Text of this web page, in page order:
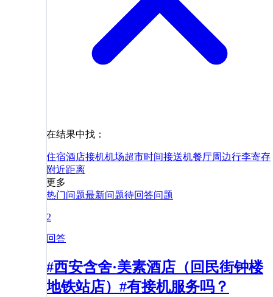
在结果中找：
住宿酒店接机机场超市时间接送机餐厅周边行李寄存
附近距离
更多
热门问题最新问题待回答问题
2
回答
#西安含舍·美素酒店（回民街钟楼
地铁站店）#有接机服务吗？